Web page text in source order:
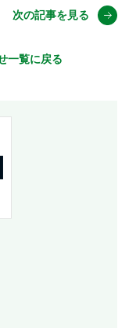
次の記事を見る
一覧に戻る